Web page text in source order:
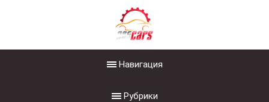
Навигация
Рубрики